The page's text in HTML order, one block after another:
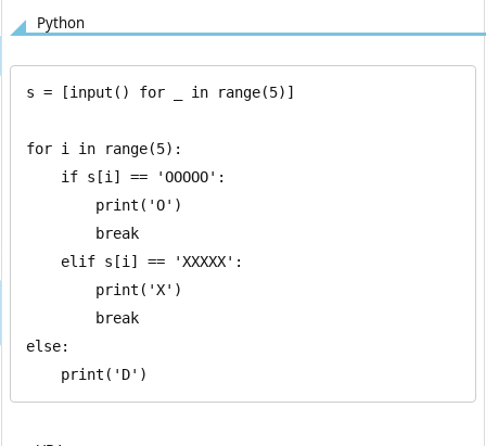
Python
s = [input() for _ in range(5)]
for i in range(5):
else:
    print('D')